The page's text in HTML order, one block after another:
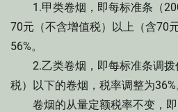
1.甲类卷烟，即每标准条（
70元（不含增值税）以上（含70
56%。
2.乙类卷烟，即每标准条调拨
税）以下的卷烟，税率调整为36%
卷烟的从量定额税率不变，即